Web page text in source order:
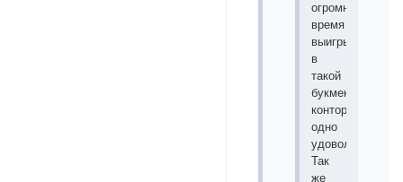
огромное
время
выигрывать
в
такой
букмекерской
конторе
одно
удовольствие.
Так
же